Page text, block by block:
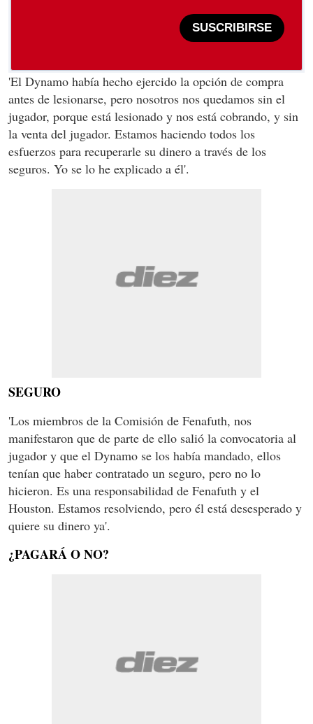
SUSCRIBIRSE
'El Dynamo había hecho ejercido la opción de compra
antes de lesionarse, pero nosotros nos quedamos sin el
jugador, porque está lesionado y nos está cobrando, y sin
la venta del jugador. Estamos haciendo todos los
esfuerzos para recuperarle su dinero a través de los
seguros. Yo se lo he explicado a él'.
SEGURO
'Los miembros de la Comisión de Fenafuth, nos
manifestaron que de parte de ello salió la convocatoria al
jugador y que el Dynamo se los había mandado, ellos
tenían que haber contratado un seguro, pero no lo
hicieron. Es una responsabilidad de Fenafuth y el
Houston. Estamos resolviendo, pero él está desesperado y
quiere su dinero ya'.
¿PAGARÁ O NO?